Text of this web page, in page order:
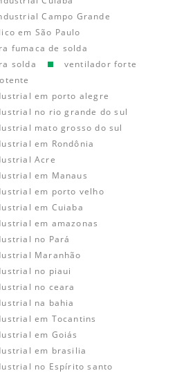
Campo Grande
em São Paulo
fumaca de solda
solda
ventilador forte
em porto alegre
no rio grande do sul
mato grosso do sul
em Rondônia
Acre
em Manaus
em porto velho
em Cuiaba
em amazonas
no Pará
Maranhão
no piaui
no ceara
na bahia
em Tocantins
em Goiás
em brasilia
no Espírito santo